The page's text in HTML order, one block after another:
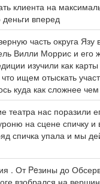
клиента на
деньги вперед
часть округа Язу
Вилли Моррис и
изучили как
ищем отыскать
куда как сложнее
нас поразили
на сцене спичку
спичка упала и мы
. От Peзины до
взобрался на